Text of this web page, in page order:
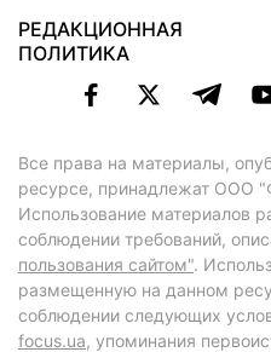
РЕДАКЦИОННАЯ
ПОЛИТИКА
Все права на материалы,
ресурсе, принадлежат ООО
Использование материалов
соблюдении требований,
пользования сайтом".
размещенную на данном
соблюдении следующих
focus.ua, упоминания